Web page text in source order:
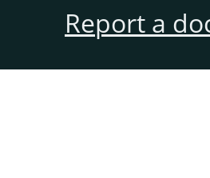
Report a